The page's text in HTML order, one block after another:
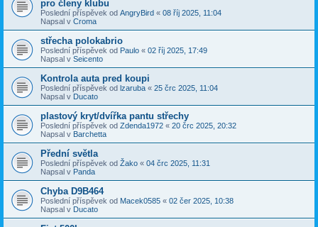
pro členy klubu
Poslední příspěvek od AngryBird « 08 říj 2025, 11:04
Napsal v Croma
střecha polokabrio
Poslední příspěvek od Paulo « 02 říj 2025, 17:49
Napsal v Seicento
Kontrola auta pred koupi
Poslední příspěvek od lzaruba « 25 črc 2025, 11:04
Napsal v Ducato
plastový kryt/dvířka pantu střechy
Poslední příspěvek od Zdenda1972 « 20 črc 2025, 20:32
Napsal v Barchetta
Přední světla
Poslední příspěvek od Žako « 04 črc 2025, 11:31
Napsal v Panda
Chyba D9B464
Poslední příspěvek od Macek0585 « 02 čer 2025, 10:38
Napsal v Ducato